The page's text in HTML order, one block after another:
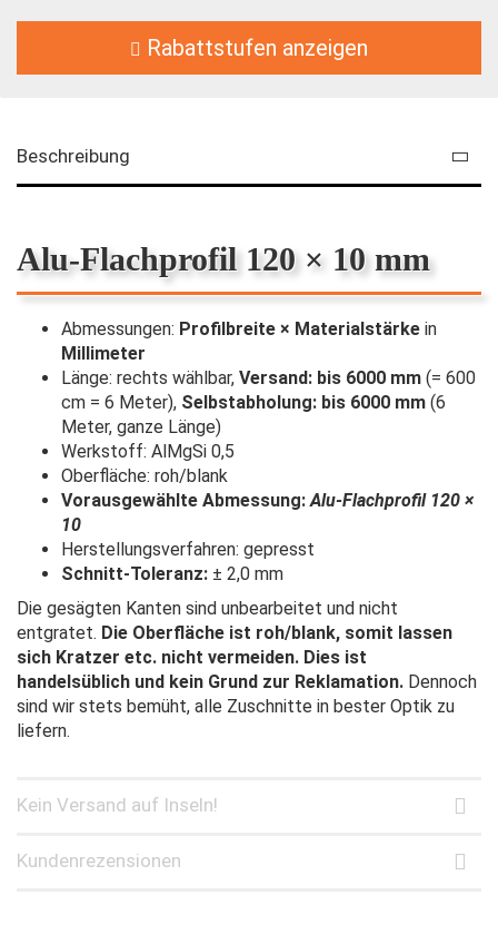
Rabattstufen anzeigen
Beschreibung
Alu-Flachprofil 120 × 10 mm
Abmessungen: Profilbreite × Materialstärke in
Millimeter
Länge: rechts wählbar, Versand: bis 6000 mm (= 600
cm = 6 Meter), Selbstabholung: bis 6000 mm (6
Meter, ganze Länge)
Werkstoff: AlMgSi 0,5
Oberfläche: roh/blank
Vorausgewählte Abmessung: Alu-Flachprofil 120 ×
10
Herstellungsverfahren: gepresst
Schnitt-Toleranz: ± 2,0 mm
Die gesägten Kanten sind unbearbeitet und nicht
entgratet. Die Oberfläche ist roh/blank, somit lassen
sich Kratzer etc. nicht vermeiden. Dies ist
handelsüblich und kein Grund zur Reklamation. Dennoch
sind wir stets bemüht, alle Zuschnitte in bester Optik zu
liefern.
Kein Versand auf Inseln!
Kundenrezensionen